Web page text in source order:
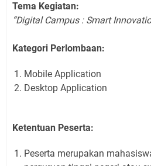
Tema Kegiatan:
“Digital Campus : Smart
Kategori Perlombaan:
Mobile Application
Desktop Application
Ketentuan Peserta:
Peserta merupakan